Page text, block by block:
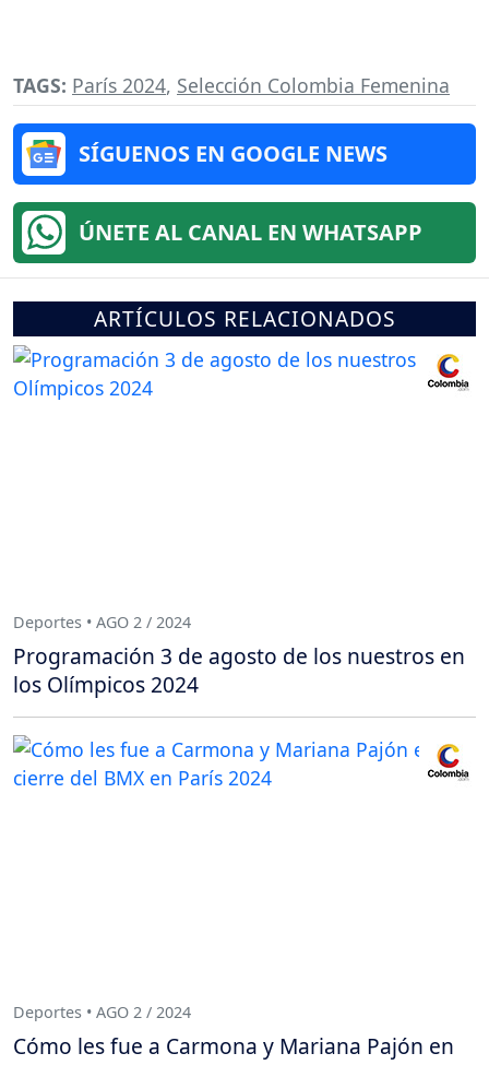
TAGS: París 2024, Selección Colombia Femenina
SÍGUENOS EN GOOGLE NEWS
ÚNETE AL CANAL EN WHATSAPP
ARTÍCULOS RELACIONADOS
Deportes • AGO 2 / 2024
Programación 3 de agosto de los nuestros en
los Olímpicos 2024
Deportes • AGO 2 / 2024
Cómo les fue a Carmona y Mariana Pajón en